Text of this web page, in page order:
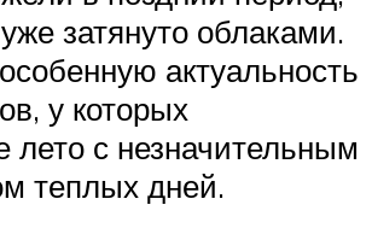
затянуто облаками.
актуальность
у которых
лето с незначительным
теплых дней.